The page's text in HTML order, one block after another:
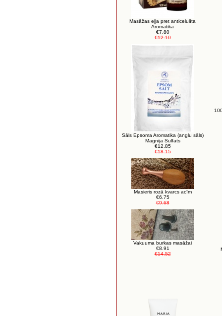
Masāžas eļļa pret anticelulīta
Aromatika
€7.80
€12.10
Sāls Epsoma Aromatika (anglu sāls)
Magnija Sulfats
€12.85
€18.15
Masieris rozā kvarcs acīm
€6.75
€9.68
Vakuuma burkas masāžai
€8.91
€14.52